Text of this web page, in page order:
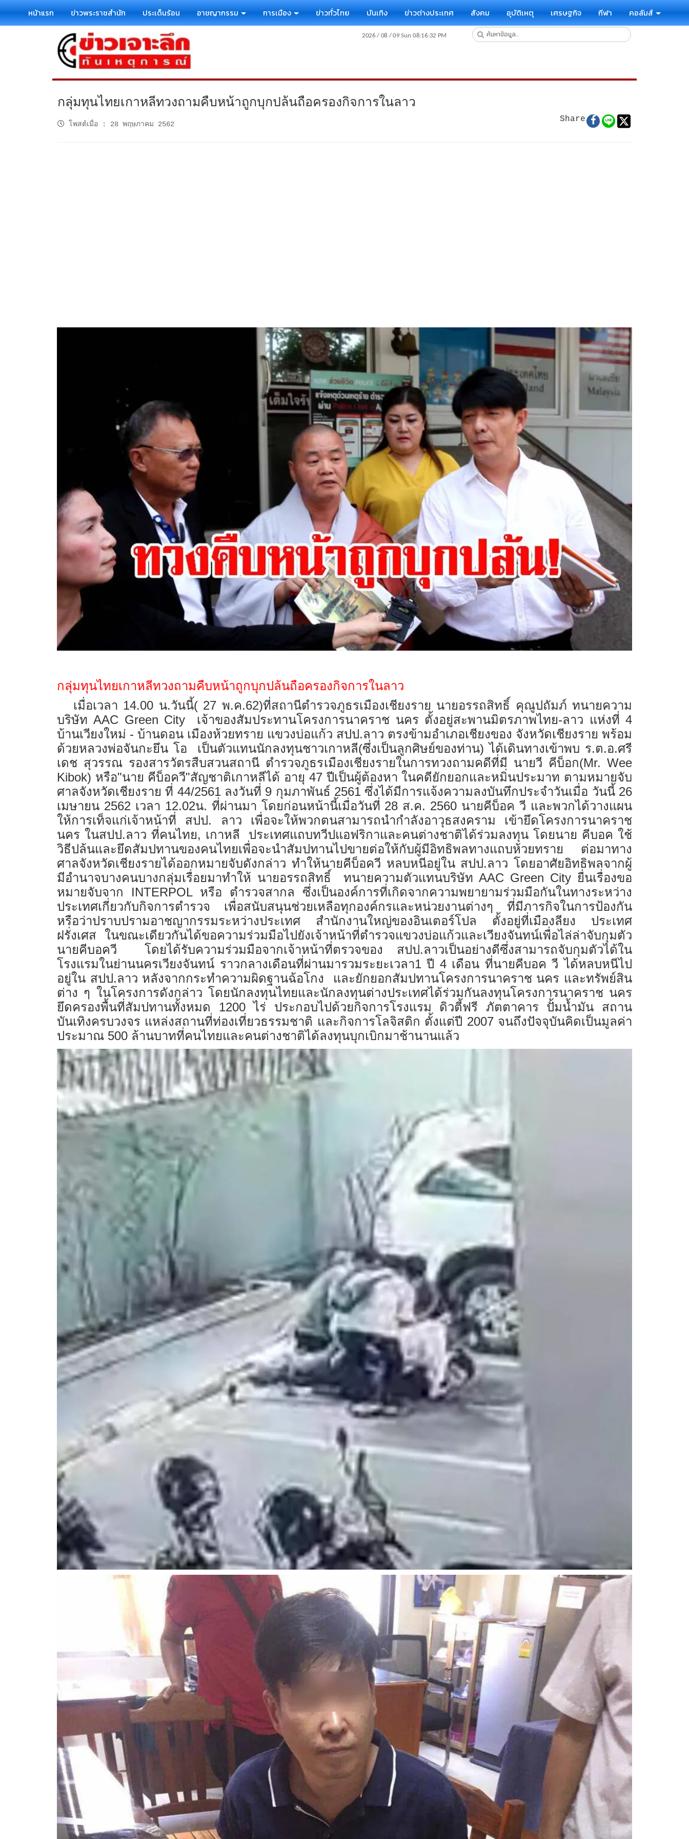
หน้าแรก ข่าวพระราชสำนัก ประเด็นร้อน อาชญากรรม การเมือง ข่าวทั่วไทย บันเทิง ข่าวต่างประเทศ สังคม อุบัติเหตุ เศรษฐกิจ กีฬา คอลัมส์
กลุ่มทุนไทยเกาหลีทวงถามคืบหน้าถูกบุกปล้นถือครองกิจการในลาว
โพสต์เมื่อ : 28 พฤษภาคม 2562
Share
กลุ่มทุนไทยเกาหลีทวงถามคืบหน้าถูกบุกปล้นถือครองกิจการในลาว
เมื่อเวลา 14.00 น.วันนี้( 27 พ.ค.62)ที่สถานีตำรวจภูธรเมืองเชียงราย นายอรรถสิทธิ์ คุณูปถัมภ์ ทนายความ
บริษัทAAC Green City เจ้าของสัมประทานโครงการนาคราช นคร ตั้งอยู่สะพานมิตรภาพไทย-ลาว แห่งที่ 4
บ้านเวียงใหม่ - บ้านดอน เมืองห้วยทราย แขวงบ่อแก้ว สปป.ลาว ตรงข้ามอำเภอเชียงของ จังหวัดเชียงราย พร้อม
ด้วยหลวงพ่อจันกะยึน โอ เป็นตัวแทนนักลงทุนชาวเกาหลี(ซึ่งเป็นลูกศิษย์ของท่าน) ได้เดินทางเข้าพบ ร.ต.อ.ศรี
เดช สุวรรณ รองสารวัตรสืบสวนสถานี ตำรวจภูธรเมืองเชียงรายในการทวงถามคดีที่มี นายวี คีบ็อก(Mr. Wee
Kibok) หรือ"นาย คีบ็อควี"สัญชาติเกาหลีได้ อายุ 47 ปีเป็นผู้ต้องหา ในคดียักยอกและหมิ่นประมาท ตามหมายจับ
ศาลจังหวัดเชียงราย ที่ 44/2561 ลงวันที่ 9 กุมภาพันธ์ 2561 ซึ่งได้มีการแจ้งความลงบันทึกประจำวันเมื่อ วันนี้ 26
เมษายน 2562 เวลา 12.02น. ที่ผ่านมา โดยก่อนหน้านี้เมื่อวันที่ 28 ส.ค. 2560 นายคีบ็อค วี และพวกได้วางแผน
ให้การเท็จแก่เจ้าหน้าที่ สปป. ลาว เพื่อจะให้พวกตนสามารถนำกำลังอาวุธสงคราม เข้ายึดโครงการนาคราช
นคร ในสปป.ลาว ที่คนไทย, เกาหลี ประเทศแถบทวีปแอฟริกาและคนต่างชาติได้ร่วมลงทุน โดยนาย คีบอค ใช้
วิธีปล้นและยึดสัมปทานของคนไทยเพื่อจะนำสัมปทานไปขายต่อให้กับผู้มีอิทธิพลทางแถบห้วยทราย ต่อมาทาง
ศาลจังหวัดเชียงรายได้ออกหมายจับดังกล่าว ทำให้นายคีบ็อควี หลบหนีอยู่ใน สปป.ลาว โดยอาศัยอิทธิพลจากผู้
มีอำนาจบางคนบางกลุ่มเรื่อยมาทำให้ นายอรรถสิทธิ์ ทนายความตัวแทนบริษัทAAC Green City ยื่นเรื่องขอ
หมายจับจาก INTERPOL หรือ ตำรวจสากล ซึ่งเป็นองค์การที่เกิดจากความพยายามร่วมมือกันในทางระหว่าง
ประเทศเกี่ยวกับกิจการตำรวจ เพื่อสนับสนุนช่วยเหลือทุกองค์กรและหน่วยงานต่างๆ ที่มีภารกิจในการป้องกัน
หรือว่าปราบปรามอาชญากรรมระหว่างประเทศ สำนักงานใหญ่ของอินเตอร์โปล ตั้งอยู่ที่เมืองลียง ประเทศ
ฝรั่งเศส ในขณะเดียวกันได้ขอความร่วมมือไปยังเจ้าหน้าที่ตำรวจแขวงบ่อแก้วและเวียงจันทน์เพื่อไล่ล่าจับกุมตัว
นายคีบอควี โดยได้รับความร่วมมือจากเจ้าหน้าที่ตรวจของ สปป.ลาวเป็นอย่างดีซึ่งสามารถจับกุมตัวได้ใน
โรงแรมในย่านนครเวียงจันทน์ ราวกลางเดือนที่ผ่านมารวมระยะเวลา1 ปี 4 เดือน ที่นายคีบอค วี ได้หลบหนีไป
อยู่ใน สปป.ลาว หลังจากกระทำความผิดฐานฉ้อโกง และยักยอกสัมปทานโครงการนาคราช นคร และทรัพย์สิน
ต่าง ๆ ในโครงการดังกล่าว โดยนักลงทุนไทยและนักลงทุนต่างประเทศได้ร่วมกันลงทุนโครงการนาคราช นคร
ยึดครองพื้นที่สัมปทานทั้งหมด 1200 ไร่ ประกอบไปด้วยกิจการโรงแรม ดิวตี้ฟรี ภัตตาคาร ปั้มน้ำมัน สถาน
บันเทิงครบวงจร แหล่งสถานที่ท่องเที่ยวธรรมชาติ และกิจการโลจิสติก ตั้งแต่ปี 2007 จนถึงปัจจุบันคิดเป็นมูลค่า
ประมาณ 500 ล้านบาทที่คนไทยและคนต่างชาติได้ลงทุนบุกเบิกมาช้านานแล้ว